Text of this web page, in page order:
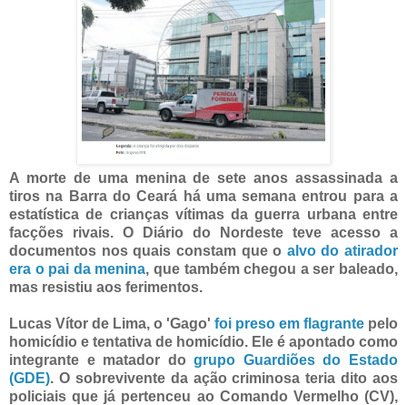
A morte de uma menina de sete anos assassinada a
tiros na Barra do Ceará há uma semana entrou para a
estatística de crianças vítimas da guerra urbana entre
facções rivais. O Diário do Nordeste teve acesso a
documentos nos quais constam que o alvo do atirador
era o pai da menina, que também chegou a ser baleado,
mas resistiu aos ferimentos.
Lucas Vítor de Lima, o 'Gago' foi preso em flagrante pelo
homicídio e tentativa de homicídio. Ele é apontado como
integrante e matador dogrupo Guardiões do Estado
(GDE). O sobrevivente da ação criminosa teria dito aos
policiais que já pertenceu ao Comando Vermelho (CV),